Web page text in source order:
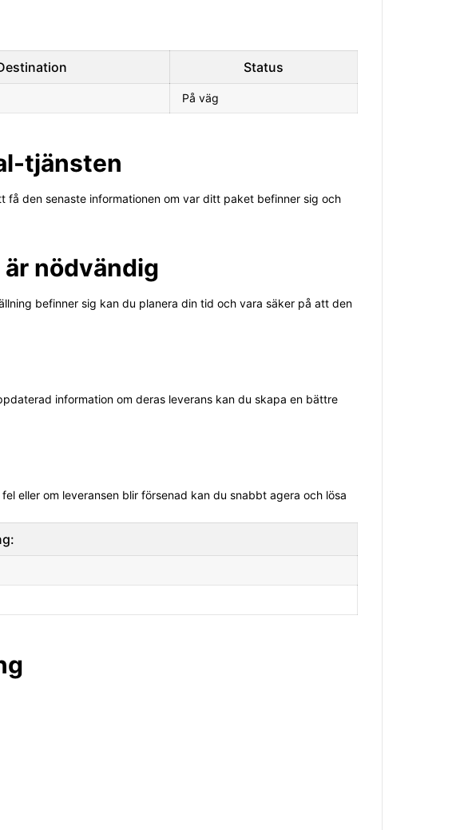
Status
På väg
tjänsten
få den senaste informationen om var ditt paket befinner sig och
nödvändig
befinner sig kan du planera din tid och vara säker på att den
information om deras leverans kan du skapa en bättre
eller om leveransen blir försenad kan du snabbt agera och lösa